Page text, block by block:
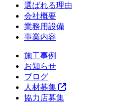
選ばれる理由
会社概要
業務用設備
事業内容
施工事例
お知らせ
ブログ
人材募集
協力店募集